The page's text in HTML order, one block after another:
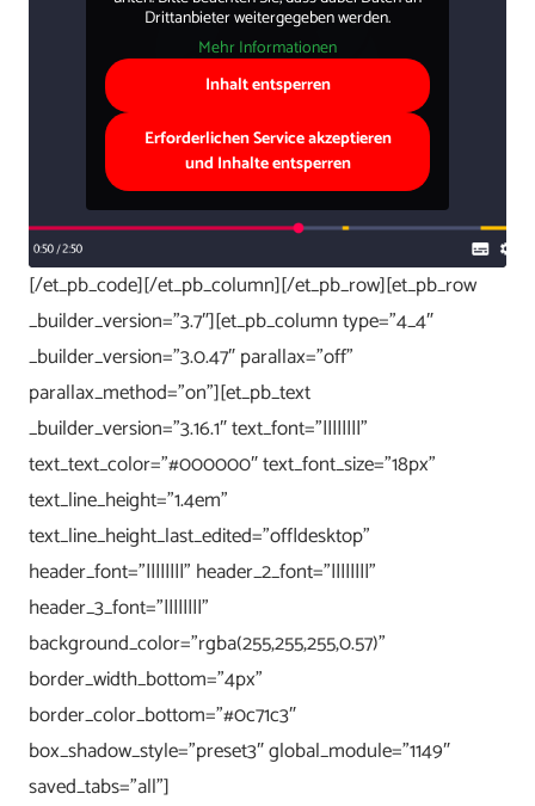
Drittanbieter weitergegeben werden.
Mehr Informationen
Inhalt entsperren
Erforderlichen Service akzeptieren
und Inhalte entsperren
[/et_pb_code][/et_pb_column][/et_pb_row][et_pb_row
_builder_version=”3.7″][et_pb_column type=”4_4″
_builder_version=”3.0.47″ parallax=”off”
parallax_method=”on”][et_pb_text
_builder_version=”3.16.1″ text_font=”||||||||”
text_text_color=”#000000″ text_font_size=”18px”
text_line_height=”1.4em”
text_line_height_last_edited=”off|desktop”
header_font=”||||||||” header_2_font=”||||||||”
header_3_font=”||||||||”
background_color=”rgba(255,255,255,0.57)”
border_width_bottom=”4px”
border_color_bottom=”#0c71c3″
box_shadow_style=”preset3″ global_module=”1149″
saved_tabs=”all”]